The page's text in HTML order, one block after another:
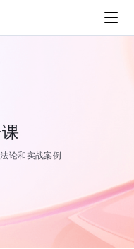
论和实战案例